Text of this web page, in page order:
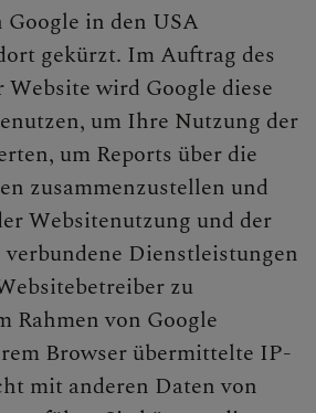
Google in den USA
gekürzt. Im Auftrag des
Website wird Google diese
um Ihre Nutzung der
um Reports über die
zusammenzustellen und
Websitenutzung und der
Dienstleistungen
zu
Rahmen von Google
Browser übermittelte IP-
mit anderen Daten von